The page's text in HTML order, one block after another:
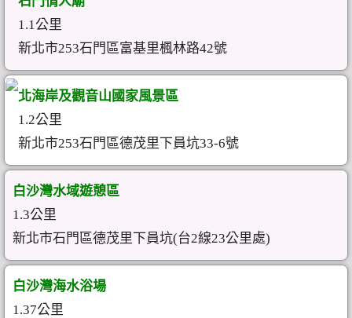
1.1公里
新北市253石門區富基里楓林路42號
北海岸及觀音山國家風景區
1.2公里
新北市253石門區德茂里下員坑33-6號
白沙灣水域遊憩區
1.3公里
新北市石門區德茂里下員坑(台2線23公里處)
白沙灣海水浴場
1.37公里